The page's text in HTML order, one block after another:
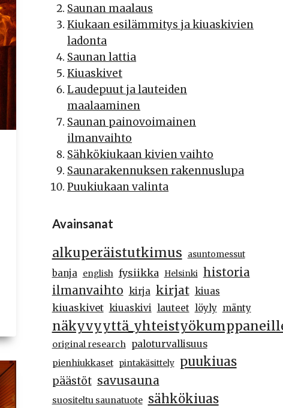
Saunan maalaus
Kiukaan esilämmitys ja kiuaskivien
ladonta
Saunan lattia
Kiuaskivet
Laudepuut ja lauteiden
maalaaminen
Saunan painovoimainen
ilmanvaihto
Sähkökiukaan kivien vaihto
Saunarakennuksen rakennuslupa
Puukiukaan valinta
Avainsanat
alkuperäistutkimus asuntomessut
banja english fysiikka Helsinki historia
ilmanvaihto kirja kirjat kiuas
kiuaskivet kiuaskivi lauteet löyly mänty
original research paloturvallisuus
pienhiukkaset pintakäsittely puukiuas
päästöt savusauna
suositeltu saunatuote sähkökiuas